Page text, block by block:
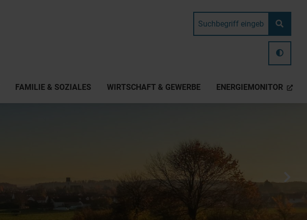
FAMILIE & SOZIALES WIRTSCHAFT & GEWERBE ENERGIEMONITOR